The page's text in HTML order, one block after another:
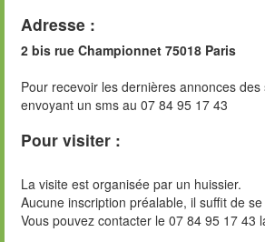
Adresse :
2 bis rue Championnet 75018 Paris
Pour recevoir les dernières annonces
envoyant un sms au 07 84 95 17 43
Pour visiter :
La visite est organisée par un huissier.
Aucune inscription préalable, il suffit de
Vous pouvez contacter le 07 84 95 17 43